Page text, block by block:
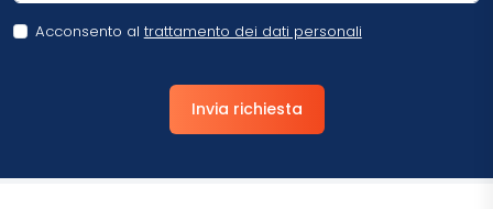
Acconsento al trattamento dei dati personali
Invia richiesta